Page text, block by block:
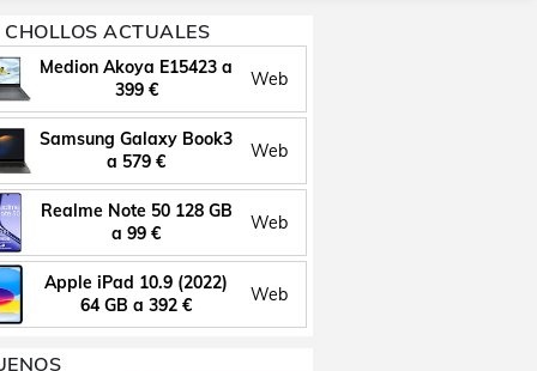
CHOLLOS ACTUALES
Medion Akoya E15423 a
399 €
Web
Samsung Galaxy Book3
a 579 €
Web
Realme Note 50 128 GB
a 99 €
Web
Apple iPad 10.9 (2022)
64 GB a 392 €
Web